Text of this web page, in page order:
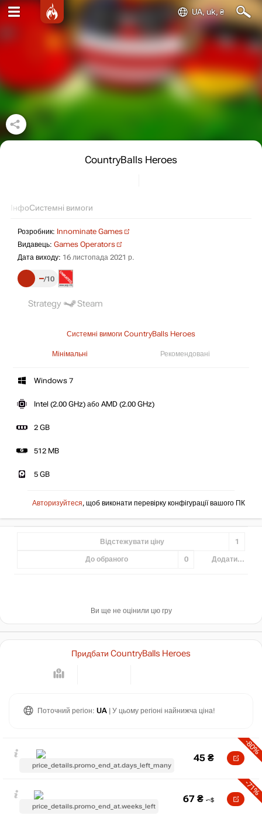
UA, uk, ₴
CountryBalls Heroes
ІнфоСистемні вимоги
Розробник: Innominate Games
Видавець: Games Operators
Дата виходу: 16 листопада 2021 р.
– 10
Strategy Steam
Системні вимоги CountryBalls Heroes
Мінімальні Рекомендовані
Windows 7
Intel (2.00 GHz) або AMD (2.00 GHz)
2 GB
512 MB
5 GB
Авторизуйтеся, щоб виконати перевірку конфігурації вашого ПК
Відстежувати ціну 1
До обраного 0 Додати...
Ви ще не оцінили цю гру
Придбати CountryBalls Heroes
Поточний регіон: UA | У цьому регіоні найнижча ціна!
price_details.promo_end_at.days_left_many
-80%
45 ₴
price_details.promo_end_at.weeks_left
-71%
67 ₴